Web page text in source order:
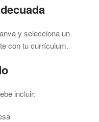
y selecciona un
con tu currículum.
incluir: